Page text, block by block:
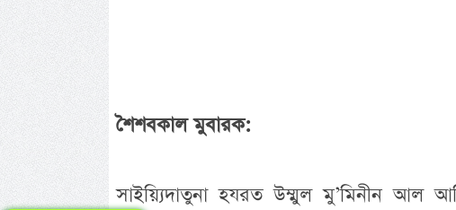
শৈশবকাল মুবারক:
সাইয়্যিদাতুনা হযরত উম্মুল মু’মিনীন আল